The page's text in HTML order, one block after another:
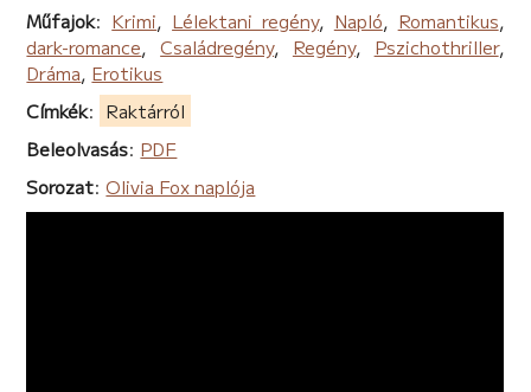
hagyott gyerekei, akiket David tárt karokkal fogad.
Olivia sorra kapja az üzeneteket a „halott” anyjától! Ki
és miért akarja az őrületbe kergetni Oliviát?
Műfajok: Krimi, Lélektani regény, Napló, Romantikus,
dark-romance,Családregény, Regény, Pszichothriller,
Dráma, Erotikus
Címkék: Raktárról
Beleolvasás: PDF
Sorozat:Olivia Fox naplója